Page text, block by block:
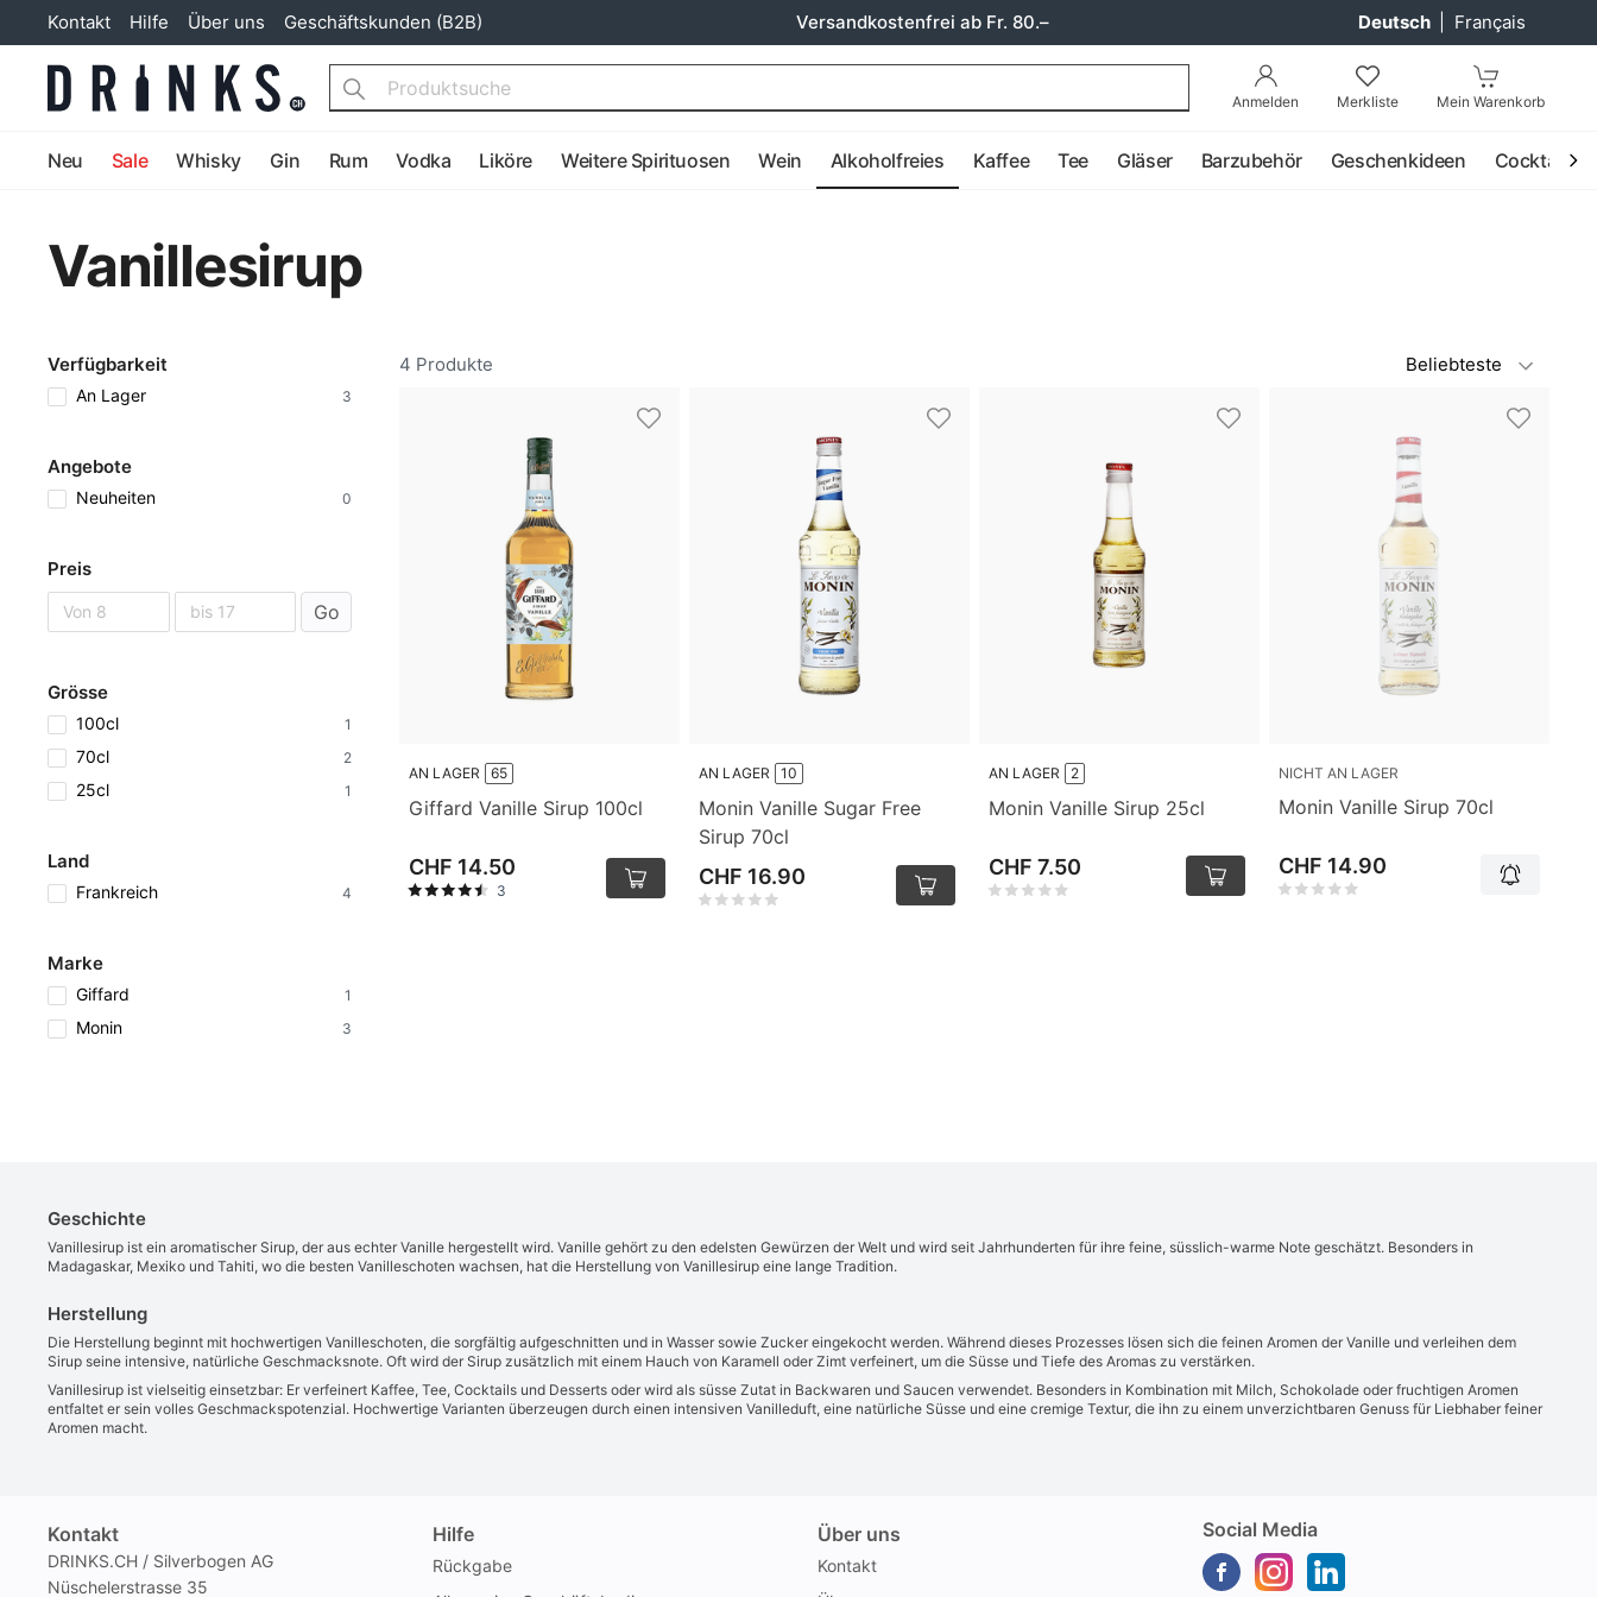
Kontakt Hilfe Über uns Geschäftskunden (B2B) Versandkostenfrei ab Fr. 80.– Deutsch Français
Anmelden Merkliste Mein Warenkorb
Search
Neu Sale Whisky Gin Rum Vodka Liköre Weitere Spirituosen Wein Alkoholfreies Kaffee Tee Gläser Barzubehör Geschenkideen Cocktail
Vanillesirup
Verfügbarkeit
An Lager 3
Angebote
Neuheiten 0
Preis
Go
Grösse
100cl 1
70cl 2
25cl 1
Land
Frankreich 4
Marke
Giffard 1
Monin 3
4 Produkte Beliebteste
AN LAGER 65
Giffard Vanille Sirup 100cl
CHF 14.50
3
AN LAGER 10
Monin Vanille Sugar Free
Sirup 70cl
CHF 16.90
AN LAGER 2
Monin Vanille Sirup 25cl
CHF 7.50
NICHT AN LAGER
Monin Vanille Sirup 70cl
CHF 14.90
Geschichte
Vanillesirup ist ein aromatischer Sirup, der aus echter Vanille hergestellt wird. Vanille gehört zu den edelsten Gewürzen der Welt und wird seit Jahrhunderten für ihre feine, süsslich-warme Note geschätzt. Besonders in
Madagaskar, Mexiko und Tahiti, wo die besten Vanilleschoten wachsen, hat die Herstellung von Vanillesirup eine lange Tradition.
Herstellung
Die Herstellung beginnt mit hochwertigen Vanilleschoten, die sorgfältig aufgeschnitten und in Wasser sowie Zucker eingekocht werden. Während dieses Prozesses lösen sich die feinen Aromen der Vanille und verleihen dem
Sirup seine intensive, natürliche Geschmacksnote. Oft wird der Sirup zusätzlich mit einem Hauch von Karamell oder Zimt verfeinert, um die Süsse und Tiefe des Aromas zu verstärken.
Vanillesirup ist vielseitig einsetzbar: Er verfeinert Kaffee, Tee, Cocktails und Desserts oder wird als süsse Zutat in Backwaren und Saucen verwendet. Besonders in Kombination mit Milch, Schokolade oder fruchtigen Aromen
entfaltet er sein volles Geschmackspotenzial. Hochwertige Varianten überzeugen durch einen intensiven Vanilleduft, eine natürliche Süsse und eine cremige Textur, die ihn zu einem unverzichtbaren Genuss für Liebhaber feiner
Aromen macht.
Kontakt
DRINKS.CH / Silverbogen AG
Nüschelerstrasse 35
Hilfe
Rückgabe
Über uns
Kontakt
Social Media